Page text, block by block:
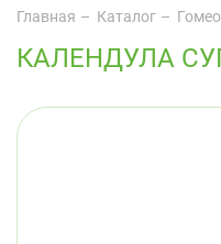
Главная Каталог
КАЛЕНДУЛА